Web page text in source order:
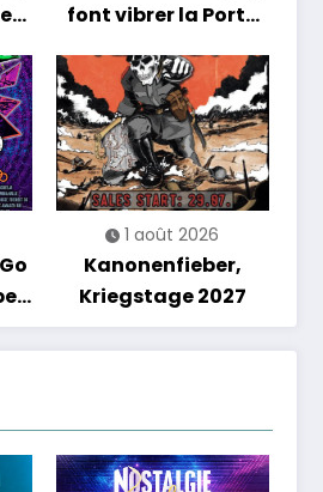
font vibrer la Porte
soirée entre
découvertes et
énergie reggae
1 août 2026
Kanonenfieber,
Kriegstage 2027